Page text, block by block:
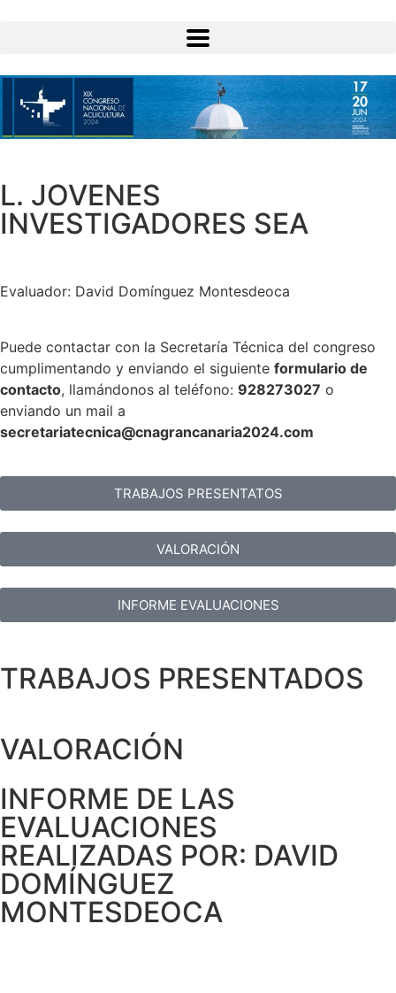
L. JOVENES
INVESTIGADORES SEA
Evaluador: David Domínguez Montesdeoca
Puede contactar con la Secretaría Técnica del congreso
cumplimentando y enviando el siguiente formulario de
contacto, llamándonos al teléfono: 928273027 o
enviando un mail a
secretariatecnica@cnagrancanaria2024.com
TRABAJOS PRESENTATOS
VALORACIÓN
INFORME EVALUACIONES
TRABAJOS PRESENTADOS
VALORACIÓN
INFORME DE LAS
EVALUACIONES
REALIZADAS POR: DAVID
DOMÍNGUEZ
MONTESDEOCA